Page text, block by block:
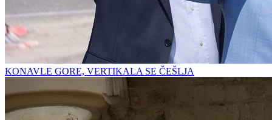
KONAVLE GORE, VERTIKALA SE ČEŠLJA